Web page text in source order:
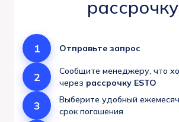
рассрочку
1 Отправьте запрос
2
Сообщите менеджеру, что
через рассрочку ESTO
3
Выберите удобный
срок погашения